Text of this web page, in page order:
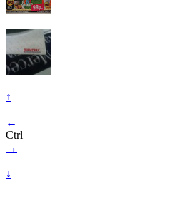
↑
←
Ctrl
→
↓